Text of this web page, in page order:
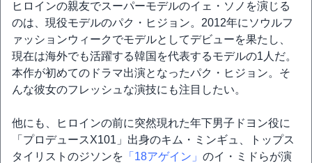
ヒロインの親友でスーパーモデルのイェ・ソノを演じる
のは、現役モデルのパク・ヒジョン。2012年にソウルフ
ァッションウィークでモデルとしてデビューを果たし、
現在は海外でも活躍する韓国を代表するモデルの1人だ。
本作が初めてのドラマ出演となったパク・ヒジョン。そ
んな彼女のフレッシュな演技にも注目したい。
他にも、ヒロインの前に突然現れた年下男子ドヨン役に
「プロデュースX101」出身のキム・ミンギュ、トップス
タイリストのジソンを 「18アゲイン」 のイ・ミドらが演